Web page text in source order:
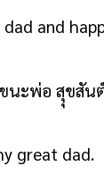
and
นะพ่อ สุุขสัน
great dad.